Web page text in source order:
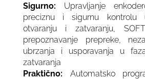
Sigurno: Upravljanje
preciznu i sigurnu kontrolu
otvaranju i zatvaranju,
prepoznavanje prepreke,
ubrzanja i usporavanja u
zatvaranja
Praktično: Automatsko